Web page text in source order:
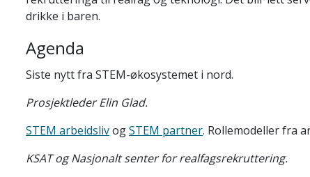
drikke i baren.
Agenda
Siste nytt fra STEM-økosystemet i nord.
Prosjektleder Elin Glad.
STEM arbeidslivogSTEM partner. Rollemodeller fra
KSAT og Nasjonalt senter for realfagsrekruttering.